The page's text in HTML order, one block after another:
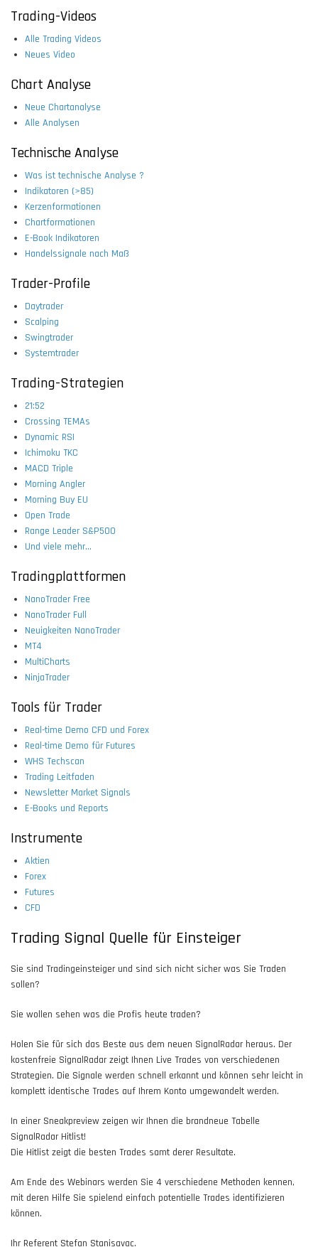
Trading-Videos
Alle Trading Videos
Neues Video
Chart Analyse
Neue Chartanalyse
Alle Analysen
Technische Analyse
Was ist technische Analyse ?
Indikatoren (>85)
Kerzenformationen
Chartformationen
E-Book Indikatoren
Handelssignale nach Maß
Trader-Profile
Daytrader
Scalping
Swingtrader
Systemtrader
Trading-Strategien
21:52
Crossing TEMAs
Dynamic RSI
Ichimoku TKC
MACD Triple
Morning Angler
Morning Buy EU
Open Trade
Range Leader S&P500
Und viele mehr...
Tradingplattformen
NanoTrader Free
NanoTrader Full
Neuigkeiten NanoTrader
MT4
MultiCharts
NinjaTrader
Tools für Trader
Real-time Demo CFD und Forex
Real-time Demo für Futures
WHS Techscan
Trading Leitfaden
Newsletter Market Signals
E-Books und Reports
Instrumente
Aktien
Forex
Futures
CFD
Trading Signal Quelle für Einsteiger
Sie sind Tradingeinsteiger und sind sich nicht sicher was Sie Traden
sollen?
Sie wollen sehen was die Profis heute traden?
Holen Sie für sich das Beste aus dem neuen SignalRadar heraus. Der
kostenfreie SignalRadar zeigt Ihnen Live Trades von verschiedenen
Strategien. Die Signale werden schnell erkannt und können sehr leicht in
komplett identische Trades auf Ihrem Konto umgewandelt werden.
In einer Sneakpreview zeigen wir Ihnen die brandneue Tabelle
SignalRadar Hitlist!
Die Hitlist zeigt die besten Trades samt derer Resultate.
Am Ende des Webinars werden Sie 4 verschiedene Methoden kennen,
mit deren Hilfe Sie spielend einfach potentielle Trades identifizieren
können.
Ihr Referent Stefan Stanisavac.